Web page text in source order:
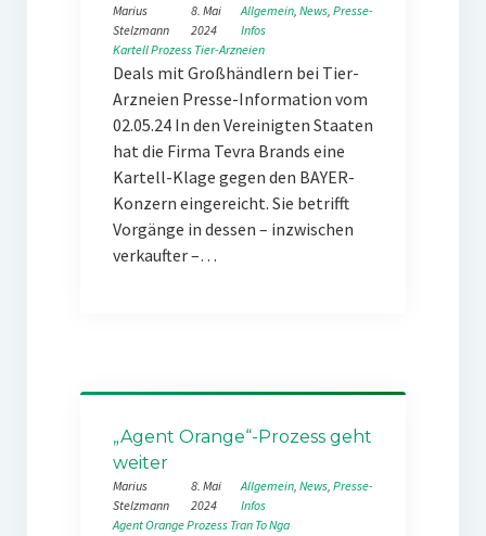
Marius
Stelzmann
8. Mai
2024
Allgemein, News, Presse-
Infos
KartellProzess Tier-Arzneien
Deals mit Großhändlern bei Tier-
Arzneien Presse-Information vom
02.05.24 In den Vereinigten Staaten
hat die Firma Tevra Brands eine
Kartell-Klage gegen den BAYER-
Konzern eingereicht. Sie betrifft
Vorgänge in dessen – inzwischen
verkaufter –…
„Agent Orange“-Prozess geht
weiter
Marius
Stelzmann
8. Mai
2024
Allgemein, News, Presse-
Infos
Agent OrangeProzess Tran To Nga